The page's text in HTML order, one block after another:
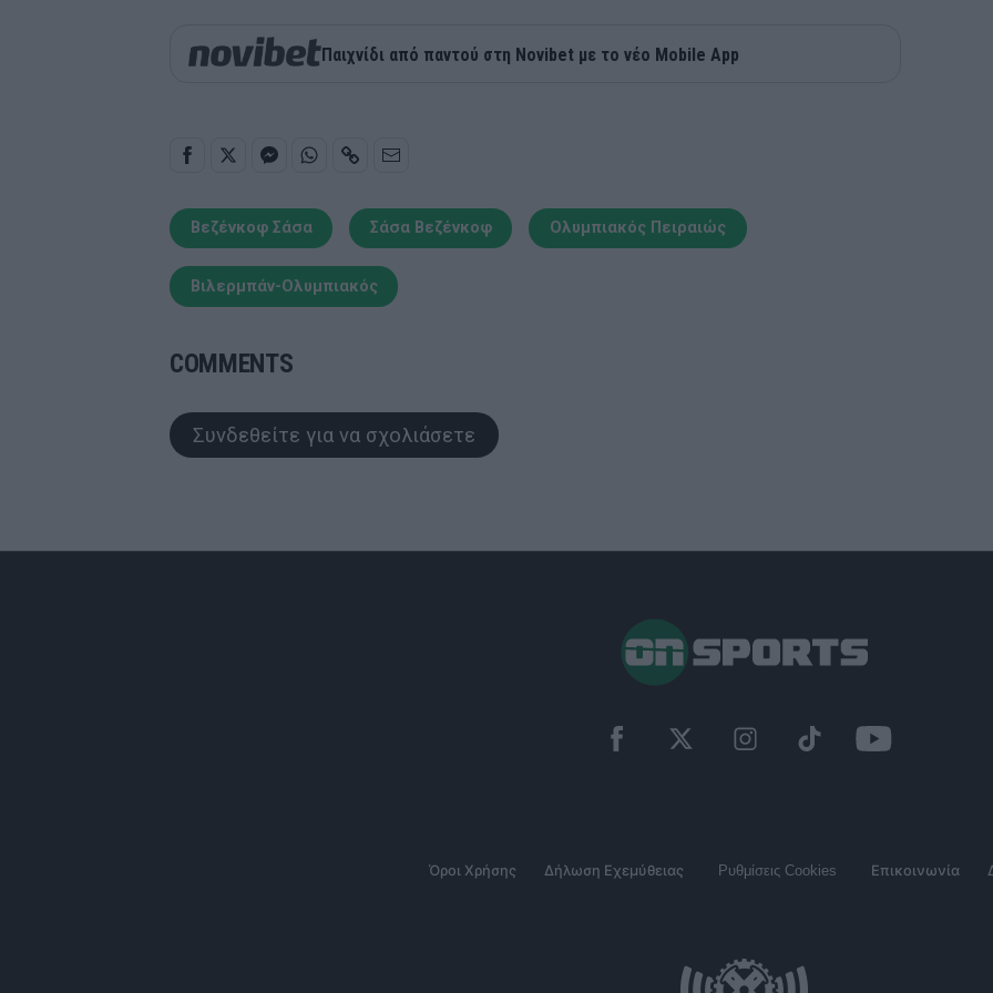
Παιχνίδι από παντού στη Novibet με το νέο Mobile App
Βεζένκοφ Σάσα Σάσα Βεζένκοφ Ολυμπιακός Πειραιώς
Βιλερμπάν-Ολυμπιακός
COMMENTS
Συνδεθείτε για να σχολιάσετε
Όροι Χρήσης Δήλωση Εχεμύθειας Ρυθμίσεις Cookies Επικοινωνία